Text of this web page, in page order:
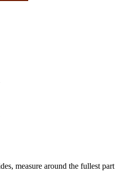
measure around the fullest part